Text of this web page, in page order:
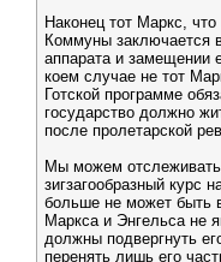
Наконец тот Маркс,
Коммуны заключается
аппарата и замещении
коем случае не тот
Готской программе
государство должно
после пролетарской
Мы можем отслеживать
зигзагообразный курс
больше не может быть
Маркса и Энгельса не
должны подвергнуть
перенять лишь его